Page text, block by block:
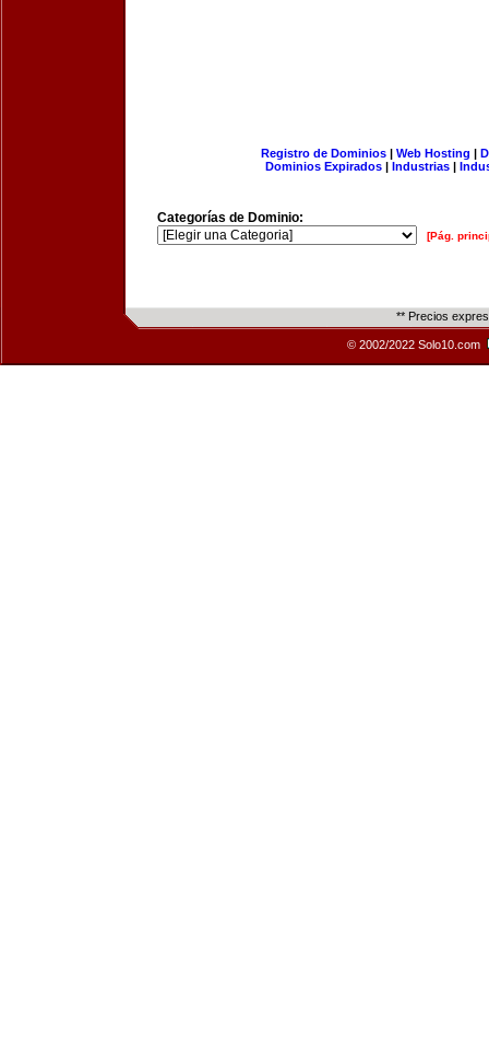
Registro de Dominios| Web Hosting |
Dominios Expirados | Industrias |
Categorías de Dominio:
[Pág.
** Precios
© 2002/2022 Solo10.com